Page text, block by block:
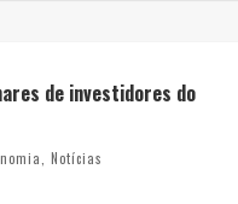
de investidores do
Notícias